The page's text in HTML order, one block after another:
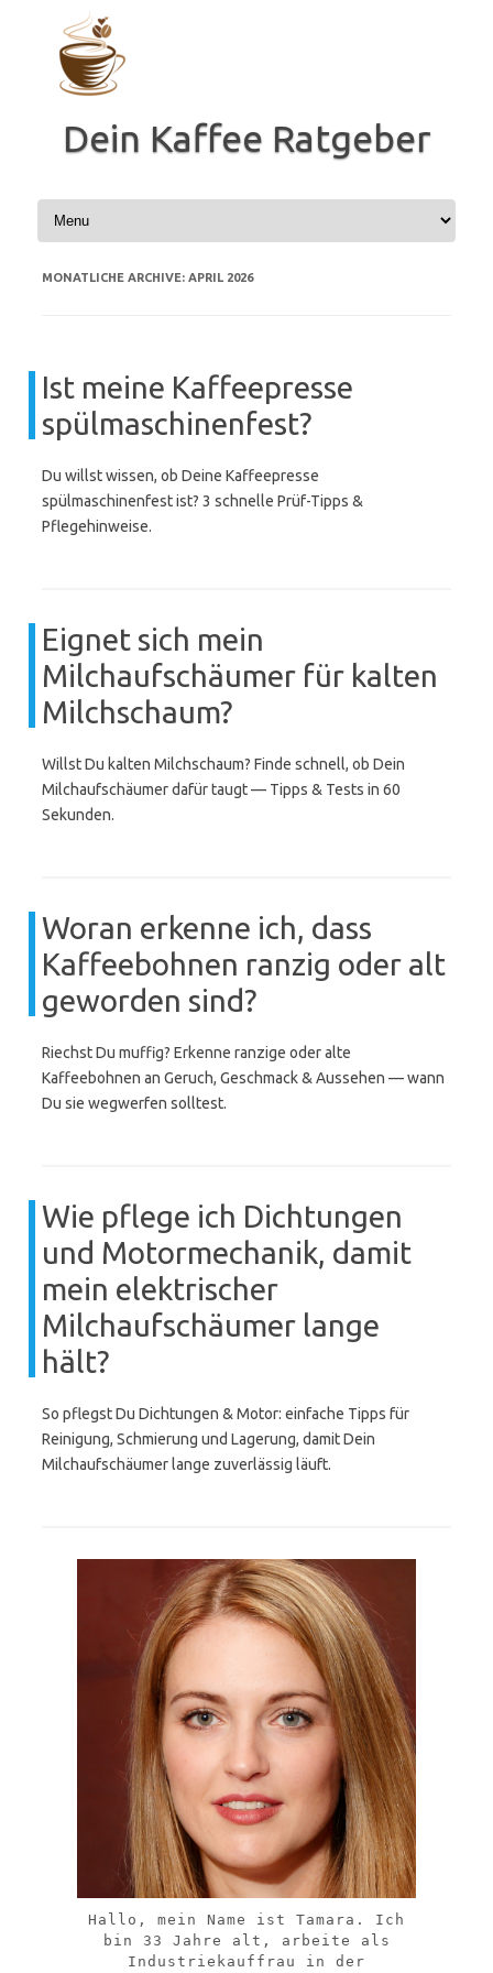
springen
Dein Kaffee Ratgeber
MONATLICHE ARCHIVE: APRIL 2026
Ist meine Kaffeepresse
spülmaschinenfest?
Du willst wissen, ob Deine Kaffeepresse
spülmaschinenfest ist? 3 schnelle Prüf-Tipps &
Pflegehinweise.
Eignet sich mein
Milchaufschäumer für kalten
Milchschaum?
Willst Du kalten Milchschaum? Finde schnell, ob Dein
Milchaufschäumer dafür taugt — Tipps & Tests in 60
Sekunden.
Woran erkenne ich, dass
Kaffeebohnen ranzig oder alt
geworden sind?
Riechst Du muffig? Erkenne ranzige oder alte
Kaffeebohnen an Geruch, Geschmack & Aussehen — wann
Du sie wegwerfen solltest.
Wie pflege ich Dichtungen
und Motormechanik, damit
mein elektrischer
Milchaufschäumer lange
hält?
So pflegst Du Dichtungen & Motor: einfache Tipps für
Reinigung, Schmierung und Lagerung, damit Dein
Milchaufschäumer lange zuverlässig läuft.
Hallo, mein Name ist Tamara. Ich
bin 33 Jahre alt, arbeite als
Industriekauffrau in der